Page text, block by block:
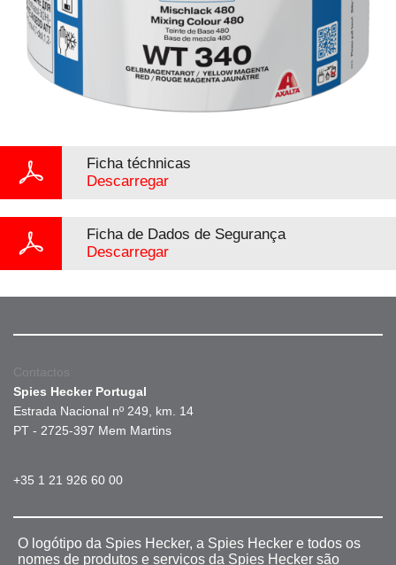
Ficha téchnicas
Descarregar
Ficha de Dados de Segurança
Descarregar
Contactos
Spies Hecker Portugal
Estrada Nacional nº 249, km. 14
PT - 2725-397 Mem Martins
+35 1 21 926 60 00
O logótipo da Spies Hecker, a Spies Hecker e todos os
nomes de produtos e serviços da Spies Hecker são